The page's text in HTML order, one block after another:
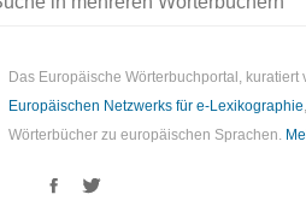
Das Europäische Wörterbuchportal,
Europäischen Netzwerks für e-Lexikographie
Wörterbücher zu europäischen Sprachen.